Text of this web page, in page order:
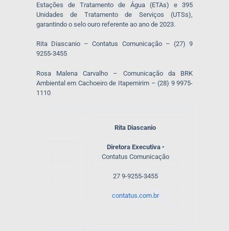
Estações de Tratamento de Água (ETAs) e 395
Unidades de Tratamento de Serviços (UTSs),
garantindo o selo ouro referente ao ano de 2023.
Rita Diascanio – Contatus Comunicação – (27) 9
9255-3455
Rosa Malena Carvalho – Comunicação da BRK
Ambiental em Cachoeiro de Itapemirim – (28) 9 9975-
1110
Rita Diascanio
Diretora Executiva •
Contatus Comunicação
27 9-9255-3455
contatus.com.br